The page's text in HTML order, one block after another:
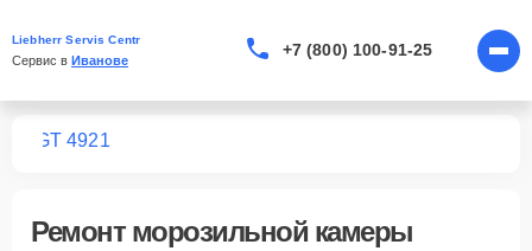
Liebherr Servis Centr
Сервис в Иванове
+7 (800) 100-91-25
GT 4921
Ремонт морозильной камеры